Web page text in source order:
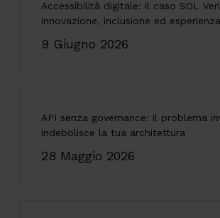
Accessibilità digitale: il caso SOL
innovazione, inclusione ed
9 Giugno 2026
API senza governance: il problema
indebolisce la tua architettura
28 Maggio 2026